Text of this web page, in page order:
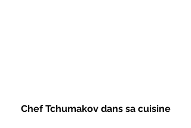
Chef Tchumakov dans sa cuisine